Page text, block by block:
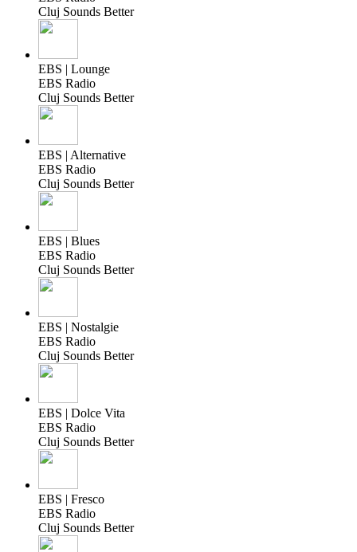
Cluj Sounds Better
EBS | Lounge
EBS Radio
Cluj Sounds Better
EBS | Alternative
EBS Radio
Cluj Sounds Better
EBS | Blues
EBS Radio
Cluj Sounds Better
EBS | Nostalgie
EBS Radio
Cluj Sounds Better
EBS | Dolce Vita
EBS Radio
Cluj Sounds Better
EBS | Fresco
EBS Radio
Cluj Sounds Better